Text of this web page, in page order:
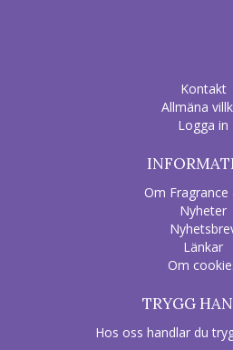
Kontakt
Allmäna
Logga in
Om
Nyheter
Länkar
Om
TRYGG
Hos oss handlar du